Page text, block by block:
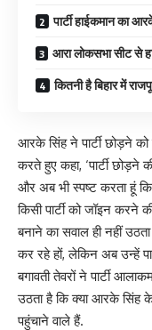
पार्टी हाईकमान का
आरा लोकसभा सीट से
कितनी है बिहार में
आरके सिंह ने पार्टी छोड़ने
करते हुए कहा, ‘पार्टी
और अब भी स्पष्ट करता हूं कि मैं
किसी पार्टी को जॉइन करने
बनाने का सवाल ही नहीं
कर रहे हों, लेकिन अब उन्हें
बगावती तेवरों ने पार्टी
उठता है कि क्या आरके सिंह के
पहुंचाने वाले हैं.